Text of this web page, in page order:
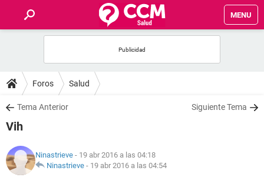
MENU
FOROS
SALUD
NUTRICIÓN
Foros Salud
Tema Anterior Siguiente Tema
Vih
Ninastrieve - 19 abr 2016 a las 04:18
Ninastrieve - 19 abr 2016 a las 04:54